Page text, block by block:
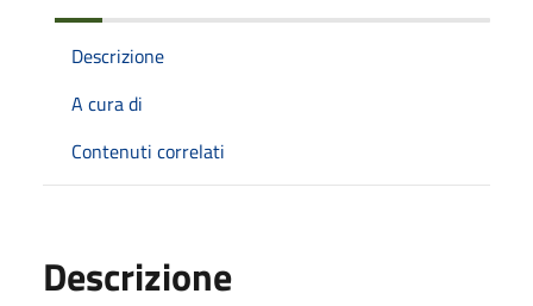
Descrizione
A cura di
Contenuti correlati
Descrizione